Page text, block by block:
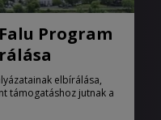
Program
elbírálása,
támogatáshoz jutnak a